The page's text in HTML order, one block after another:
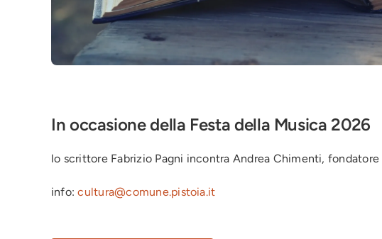
In occasione della Festa della Musica 2026
lo scrittore Fabrizio Pagni incontra Andrea Chimenti,
info:cultura@comune.pistoia.it